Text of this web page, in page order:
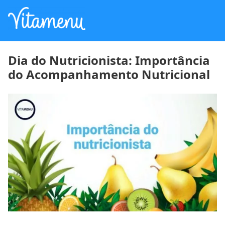
Dia do Nutricionista: Importância
do Acompanhamento Nutricional